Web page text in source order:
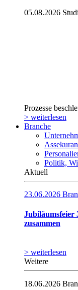
05.08.2026
Prozesse
> weiterlesen
Branche
Politik,
Aktuell
23.06.2026
Jubiläumsfeier
zusammen
> weiterlesen
Weitere
18.06.2026